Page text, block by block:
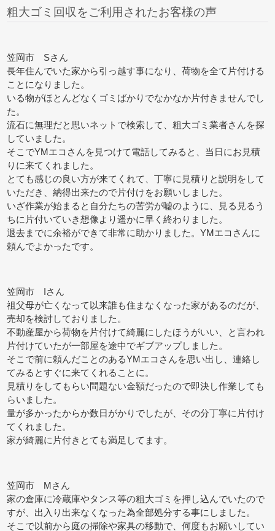
粗大ゴミ回収をご利用されたお客様の声
笠岡市 Sさん
長年住んでいた家から引っ越す事になり、荷物を全て片付ける
ことになりました。
いる物がほとんどなくゴミばかりでなかなか片付きませんでし
た。
流石に無理だと思いネットで検索して、粗大ゴミ業者さんを探
していました。
そこでYMエコさんを見つけて電話してみると、当日にお見積
りに来てくれました。
とても感じの良い方が来てくれて、丁寧に見積りと説明をして
いただき、納得出来たので片付けをお願いしました。
いざ作業が始まると自分たちの苦労が嘘のように、見る見るう
ちに片付いていき想像より遥かに早く終わりました。
退去までに余裕ができて非常に助かりました。YMエコさんに
頼んでよかったです。
笠岡市 Iさん
祖父母が亡くなって以来誰も住まなくなった家があるのだが、
売却を検討しておりました。
不動産屋から荷物を片付けて綺麗にしたほうがいい、と言われ
片付けていたが一部屋を途中でギブアップしました。
そこで前に頼んだことのあるYMエコさんを思い出し、連絡し
てみるとすぐに来てくれることに。
見積りをしてもらい問題ない金額だったので即決し作業しても
らいました。
量が多かったからか数日がかりでしたが、その分丁寧に片付け
てくれました。
家が綺麗に片付きとても満足してます。
笠岡市 Mさん
家の倉庫に冷蔵庫やタンス等の粗大ゴミを押し込んでいたので
すが、出入り出来なくなった為全部処分する事にしました。
そこで以前から庭の掃除や家具の移動で、何度もお願いしてい